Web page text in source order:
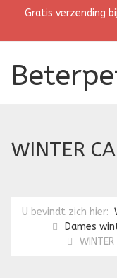
Gratis verzending
WINTER
U bevindt zich hier:
Dames